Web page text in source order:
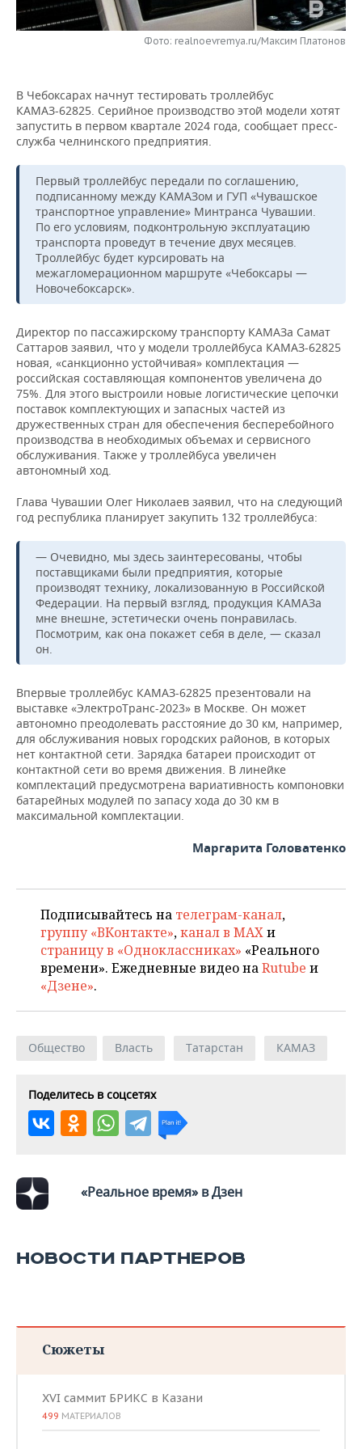
НЕФТЕХИМИЯ
ЭНЕРГЕТИКА
РОЗНИЧНАЯ ТОРГОВЛЯ
УСЛУГИ
НОВОСТИ ТЕХНОЛОГИЙ
МЕДИА
ТЕЛЕКОММУНИКАЦИИ
МЕРОПРИЯТИЯ
ВЫЕЗДНАЯ РЕДАКЦИЯ
БИЗНЕС-БРАНЧИ
ONLINE-КОНФЕРЕНЦИИ
ОТКРЫТАЯ ЛЕКЦИЯ
НОВОСТИ СПОРТА
ФУТБОЛ
ХОККЕЙ
БАСКЕТБОЛ
ВОЛЕЙБОЛ
КИБЕРСПОРТ
ФИГУРНОЕ КАТАНИЕ
ВОДНЫЕ ВИДЫ СПОРТА
ХОККЕЙ С МЯЧОМ
ОБЩЕСТВО
НОВОСТИ ОБЩЕСТВА
ВЛАСТЬ
ИНФРАСТРУКТУРА
ИСТОРИЯ
КУЛЬТУРА
МЕДИЦИНА
ОБРАЗОВАНИЕ
ПРОИСШЕСТВИЯ
ФОТОГАЛЕРЕЯ
СЮЖЕТЫ
СПРАВОЧНИК
СПИСОК ПЕРСОН
СПИСОК КОМПАНИЙ
ПОЛНАЯ ВЕРСИЯ
Фото: realnoevremya.ru/Максим Платонов
В Чебоксарах начнут тестировать троллейбус
КАМАЗ-62825. Серийное производство этой модели хотят
запустить в первом квартале 2024 года, сообщает пресс-
служба челнинского предприятия.
Первый троллейбус передали по соглашению,
подписанному между КАМАЗом и ГУП «Чувашское
транспортное управление» Минтранса Чувашии.
По его условиям, подконтрольную эксплуатацию
транспорта проведут в течение двух месяцев.
Троллейбус будет курсировать на
межагломерационном маршруте «Чебоксары —
Новочебоксарск».
Директор по пассажирскому транспорту КАМАЗа Самат
Саттаров заявил, что у модели троллейбуса КАМАЗ-62825
новая, «санкционно устойчивая» комплектация —
российская составляющая компонентов увеличена до
75%. Для этого выстроили новые логистические цепочки
поставок комплектующих и запасных частей из
дружественных стран для обеспечения бесперебойного
производства в необходимых объемах и сервисного
обслуживания. Также у троллейбуса увеличен
автономный ход.
Глава Чувашии Олег Николаев заявил, что на следующий
год республика планирует закупить 132 троллейбуса:
— Очевидно, мы здесь заинтересованы, чтобы
поставщиками были предприятия, которые
производят технику, локализованную в Российской
Федерации. На первый взгляд, продукция КАМАЗа
мне внешне, эстетически очень понравилась.
Посмотрим, как она покажет себя в деле, — сказал
он.
Впервые троллейбус КАМАЗ-62825 презентовали на
выставке «ЭлектроТранс-2023» в Москве. Он может
автономно преодолевать расстояние до 30 км, например,
для обслуживания новых городских районов, в которых
нет контактной сети. Зарядка батареи происходит от
контактной сети во время движения. В линейке
комплектаций предусмотрена вариативность компоновки
батарейных модулей по запасу хода до 30 км в
максимальной комплектации.
Маргарита Головатенко
Подписывайтесь на телеграм-канал,
группу «ВКонтакте»,канал в MAXи
страницу в «Одноклассниках» «Реального
времени». Ежедневные видео наRutube и
«Дзене».
Общество Власть Татарстан КАМАЗ
Поделитесь в соцсетях
«Реальное время» в Дзен
НОВОСТИ ПАРТНЕРОВ
Сюжеты
XVI саммит БРИКС в Казани
499 МАТЕРИАЛОВ